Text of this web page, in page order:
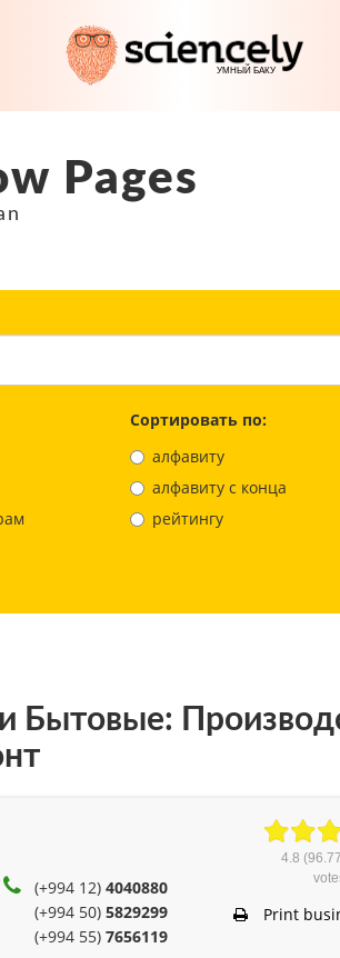
Pages
Сортировать по:
алфавиту
aлфавиту с конца
рейтингу
Бытовые:
(+994 12)4040880
(+994 50)5829299
(+994 55)7656119
4.8
Print